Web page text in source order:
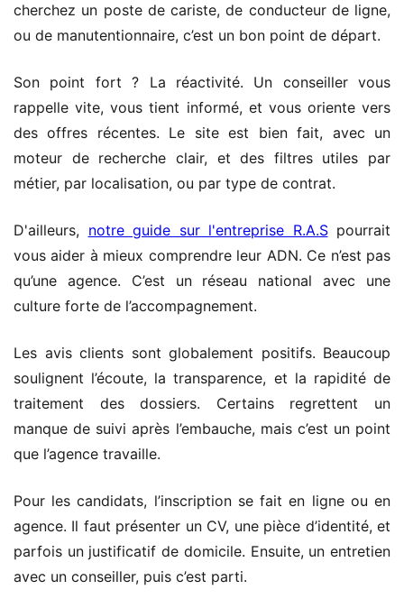
cherchez un poste de cariste, de conducteur de ligne,
ou de manutentionnaire, c’est un bon point de départ.
Son point fort ? La réactivité. Un conseiller vous
rappelle vite, vous tient informé, et vous oriente vers
des offres récentes. Le site est bien fait, avec un
moteur de recherche clair, et des filtres utiles par
métier, par localisation, ou par type de contrat.
D'ailleurs, notre guide sur l'entreprise R.A.Spourrait
vous aider à mieux comprendre leur ADN. Ce n’est pas
qu’une agence. C’est un réseau national avec une
culture forte de l’accompagnement.
Les avis clients sont globalement positifs. Beaucoup
soulignent l’écoute, la transparence, et la rapidité de
traitement des dossiers. Certains regrettent un
manque de suivi après l’embauche, mais c’est un point
que l’agence travaille.
Pour les candidats, l’inscription se fait en ligne ou en
agence. Il faut présenter un CV, une pièce d’identité, et
parfois un justificatif de domicile. Ensuite, un entretien
avec un conseiller, puis c’est parti.